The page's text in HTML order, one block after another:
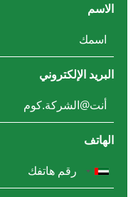
الاسم
البريد الإلكتروني
الهاتف